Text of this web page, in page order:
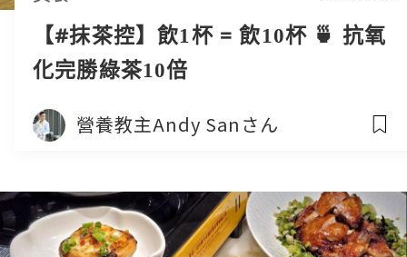
【#抹茶控】飲1杯 = 飲10杯 🍵 抗氧
化完勝綠茶10倍
營養教主Andy Sanさん